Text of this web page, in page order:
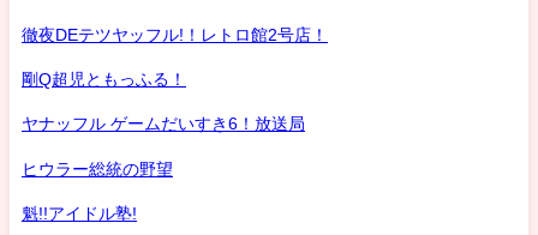
徹夜DEテツヤッフル!！レトロ館2号店！
剛Q超児ともっふる！
ヤナッフル ゲームだいすき6！放送局
ヒウラー総統の野望
魁!!アイドル塾!